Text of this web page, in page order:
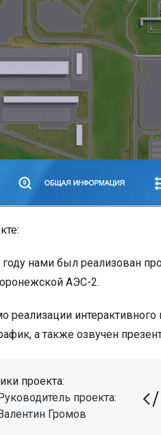
году нами был реализован
АЭС-2.
реализации
а также озвучен
проекта:
проекта:
Громов